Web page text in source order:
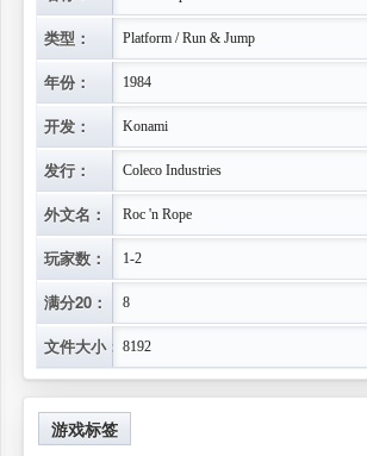
类型： Platform / Run & Jump
年份： 1984
开发： Konami
发行： Coleco Industries
外文名： Roc 'n Rope
玩家数： 1-2
满分20： 8
文件大小： 8192
游戏标签